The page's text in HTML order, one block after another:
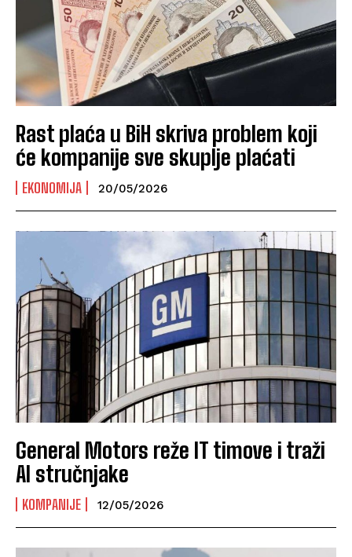
Rast plaća u BiH skriva problem koji
će kompanije sve skuplje plaćati
EKONOMIJA 20/05/2026
General Motors reže IT timove i traži
AI stručnjake
KOMPANIJE 12/05/2026